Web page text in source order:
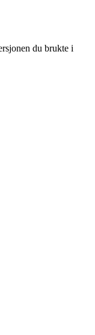
du brukte i